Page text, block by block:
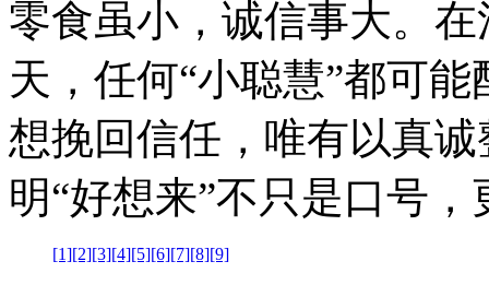
零食虽小，诚信事大。
天，任何“小聪慧”都可
想挽回信任，唯有以真
明“好想来”不只是口号
[1][2][3][4][5][6][7][8][9]